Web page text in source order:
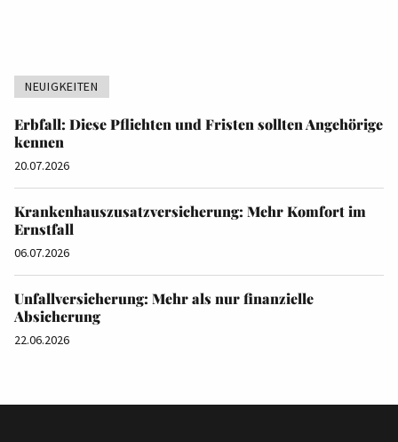
NEUIGKEITEN
Erbfall: Diese Pflichten und Fristen sollten Angehörige
kennen
20.07.2026
Krankenhauszusatzversicherung: Mehr Komfort im
Ernstfall
06.07.2026
Unfallversicherung: Mehr als nur finanzielle
Absicherung
22.06.2026